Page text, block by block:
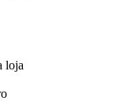
loja